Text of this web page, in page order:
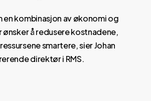
en kombinasjon av økonomi og
ønsker å redusere kostnadene,
smartere, sier Johan
direktør i RMS.